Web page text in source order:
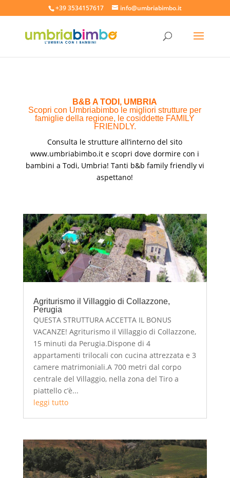
+39 3534157617 info@umbriabimbo.it
B&B A TODI, UMBRIA
Scopri con Umbriabimbo le migliori strutture per
famiglie della regione, le cosiddette FAMILY
FRIENDLY.
Consulta le strutture all’interno del sito
www.umbriabimbo.it e scopri dove dormire con i
bambini a Todi, Umbria! Tanti b&b family friendly vi
aspettano!
Agriturismo il Villaggio di Collazzone,
Perugia
QUESTA STRUTTURA ACCETTA IL BONUS
VACANZE! Agriturismo il Villaggio di Collazzone,
15 minuti da Perugia.Dispone di 4
appartamenti trilocali con cucina attrezzata e 3
camere matrimoniali.A 700 metri dal corpo
centrale del Villaggio, nella zona del Tiro a
piattello c’è...
leggi tutto